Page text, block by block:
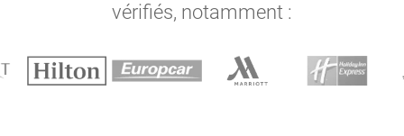
vérifiés, notamment :
PP
P